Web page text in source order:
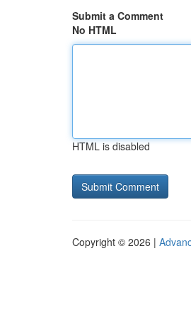
Submit a Comment
No HTML
HTML is disabled
Copyright © 2026 |